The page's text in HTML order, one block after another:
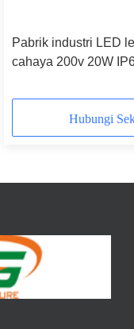
Pabrik industri LED
cahaya 200v 20W
Hubungi